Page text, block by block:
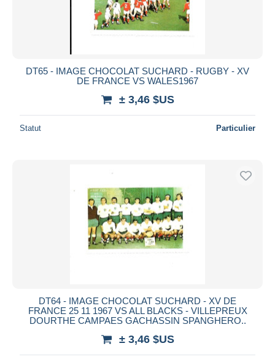
DT65 - IMAGE CHOCOLAT SUCHARD - RUGBY - XV
DE FRANCE VS WALES1967
± 3,46 $US
Statut Particulier
DT64 - IMAGE CHOCOLAT SUCHARD - XV DE
FRANCE 25 11 1967 VS ALL BLACKS - VILLEPREUX
DOURTHE CAMPAES GACHASSIN SPANGHERO..
± 3,46 $US